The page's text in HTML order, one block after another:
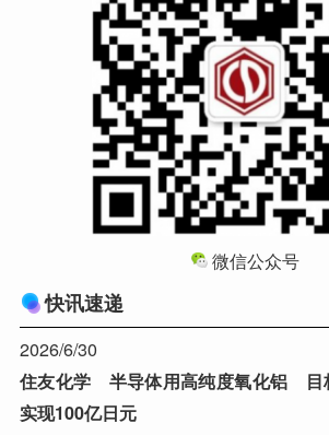
微信公众号
快讯速递
2026/6/30
住友化学 半导体用高纯度氧化铝 目
实现100亿日元